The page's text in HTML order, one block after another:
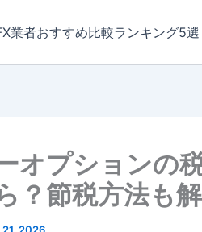
業者おすすめ比較ランキング5
オプションの
？節税方法も